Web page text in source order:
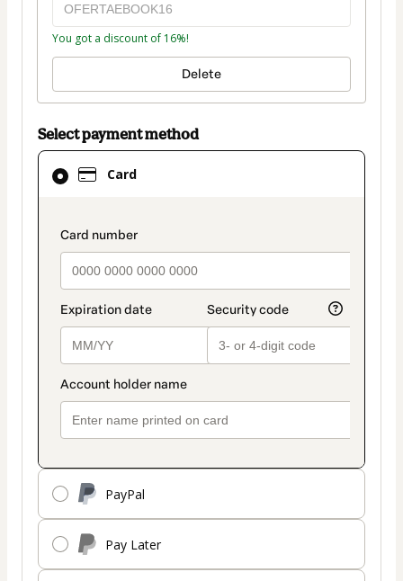
You got a discount of 16%!
Delete
Select payment method
Card
payment_data.section_title_v2
PayPal
Pay Later
Card
selected
method